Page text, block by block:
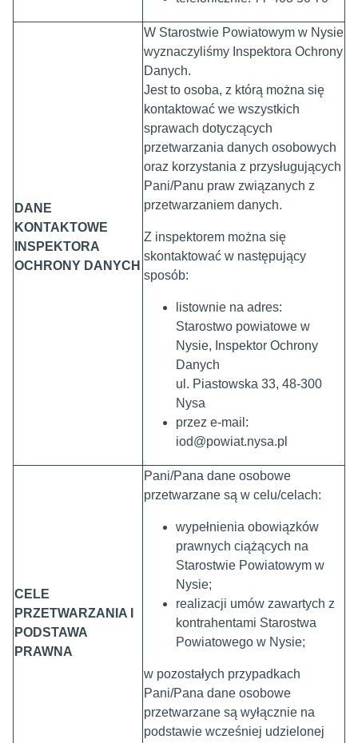
DANE
KONTAKTOWE
INSPEKTORA
OCHRONY DANYCH
W Starostwie Powiatowym w Nysie
wyznaczyliśmy Inspektora Ochrony
Danych.
Jest to osoba, z którą można się
kontaktować we wszystkich
sprawach dotyczących
przetwarzania danych osobowych
oraz korzystania z przysługujących
Pani/Panu praw związanych z
przetwarzaniem danych.
Z inspektorem można się
skontaktować w następujący
sposób:
listownie na adres:
Starostwo powiatowe w
Nysie, Inspektor Ochrony
Danych
ul. Piastowska 33, 48-300
Nysa
przez e-mail:
iod@powiat.nysa.pl
CELE
PRZETWARZANIA I
PODSTAWA
PRAWNA
Pani/Pana dane osobowe
przetwarzane są w celu/celach:
wypełnienia obowiązków
prawnych ciążących na
Starostwie Powiatowym w
Nysie;
realizacji umów zawartych z
kontrahentami Starostwa
Powiatowego w Nysie;
w pozostałych przypadkach
Pani/Pana dane osobowe
przetwarzane są wyłącznie na
podstawie wcześniej udzielonej